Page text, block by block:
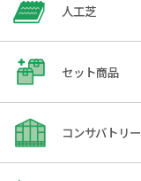
人工芝
セット商品
コンサバトリー